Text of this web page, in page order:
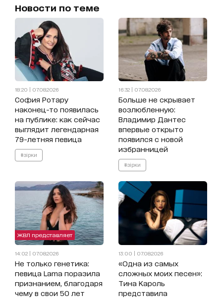
Новости по теме
18:20 | 07.08.2026
София Ротару
наконец-то появилась
на публике: как сейчас
выглядит легендарная
79-летняя певица
#зірки
16:32 | 07.08.2026
Больше не скрывает
возлюбленную:
Владимир Дантес
впервые открыто
появился с новой
избранницей
#зірки
ЖВЛ представляет
14:02 | 07.08.2026
Не только генетика:
певица Lama поразила
признанием, благодаря
чему в свои 50 лет
13:00 | 07.08.2026
«Одна из самых
сложных моих песен»:
Тина Кароль
представила